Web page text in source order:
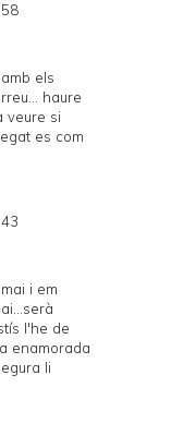
els
haure
veure si
es com
i em
l'he de
enamorada
li